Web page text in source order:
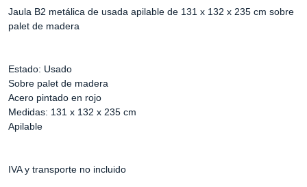
Jaula B2 metálica de usada apilable de 131 x 132 x 235 cm sobre
palet de madera
Estado: Usado
Sobre palet de madera
Acero pintado en rojo
Medidas: 131 x 132 x 235 cm
Apilable
IVA y transporte no incluido